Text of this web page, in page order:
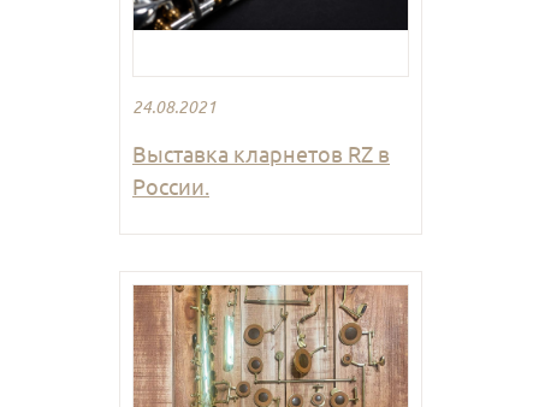
24.08.2021
Выставка кларнетов RZ в
России.